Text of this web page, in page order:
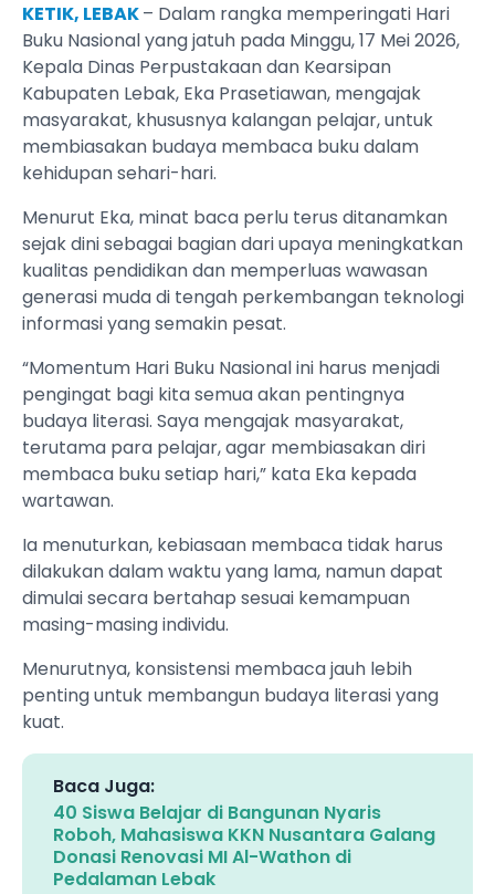
KETIK, LEBAK– Dalam rangka memperingati Hari
Buku Nasional yang jatuh pada Minggu, 17 Mei 2026,
Kepala Dinas Perpustakaan dan Kearsipan
Kabupaten Lebak, Eka Prasetiawan, mengajak
masyarakat, khususnya kalangan pelajar, untuk
membiasakan budaya membaca buku dalam
kehidupan sehari-hari.
Menurut Eka, minat baca perlu terus ditanamkan
sejak dini sebagai bagian dari upaya meningkatkan
kualitas pendidikan dan memperluas wawasan
generasi muda di tengah perkembangan teknologi
informasi yang semakin pesat.
“Momentum Hari Buku Nasional ini harus menjadi
pengingat bagi kita semua akan pentingnya
budaya literasi. Saya mengajak masyarakat,
terutama para pelajar, agar membiasakan diri
membaca buku setiap hari,” kata Eka kepada
wartawan.
Ia menuturkan, kebiasaan membaca tidak harus
dilakukan dalam waktu yang lama, namun dapat
dimulai secara bertahap sesuai kemampuan
masing-masing individu.
Menurutnya, konsistensi membaca jauh lebih
penting untuk membangun budaya literasi yang
kuat.
Baca Juga:
40 Siswa Belajar di Bangunan Nyaris
Roboh, Mahasiswa KKN Nusantara Galang
Donasi Renovasi MI Al-Wathon di
Pedalaman Lebak